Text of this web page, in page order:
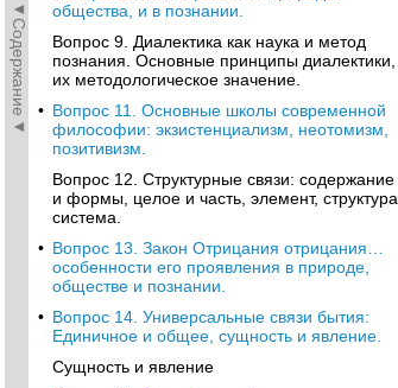
◄Содержание◄
общества, и в познании.
Вопрос 9. Диалектика как наука и метод
познания. Основные принципы диалектики,
их методологическое значение.
• Вопрос 11. Основные школы современной
философии: экзистенциализм, неотомизм,
позитивизм.
Вопрос 12. Структурные связи: содержание
и формы, целое и часть, элемент, структура,
система.
• Вопрос 13. Закон Отрицания отрицания…
особенности его проявления в природе,
обществе и познании.
• Вопрос 14. Универсальные связи бытия:
Единичное и общее, сущность и явление.
Сущность и явление